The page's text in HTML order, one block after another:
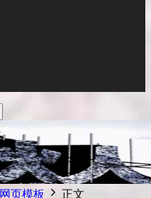
网页模板 正文